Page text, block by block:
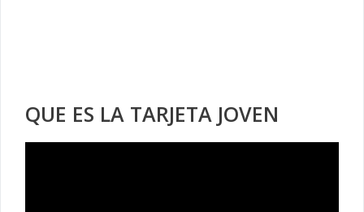
QUE ES LA TARJETA JOVEN